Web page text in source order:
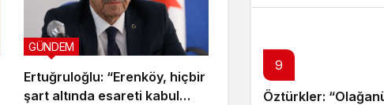
Ertuğruloğlu: “Erenköy, hiçbir
şart altında esareti kabul
GÜNDEM
9
Öztürkler: